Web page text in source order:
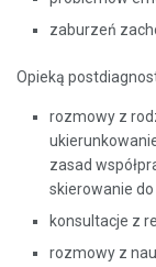
zaburzeń
Opieką
rozmowy z
zasad
skierowanie
konsultacje z
rozmowy z